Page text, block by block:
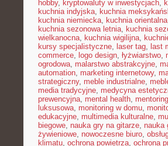
hobby, kryptowaluty w inwestycjach,
kuchnia indyjska, kuchnia
kuchnia niemiecka, kuchnia orientalna
kuchnia sezonowa letnia, kuchnia
wielkanocna, kuchnia wigilijna,
kursy specjalistyczne, laser tag, last
commerce, logo design, łyżwiarstwo,
ogrodowa, malarstwo abstrakcyjne,
automation, marketing internetowy,
strategiczny, meble industrialne,
media tradycyjne, medycyna
prewencyjna, mental health,
luksusowa, monitoring w domu,
edukacyjne, multimedia kulturalne,
biegowe, nauka gry na gitarze, nauka
żywieniowe, nowoczesne biuro,
klimatu, ochrona powietrza, ochrona